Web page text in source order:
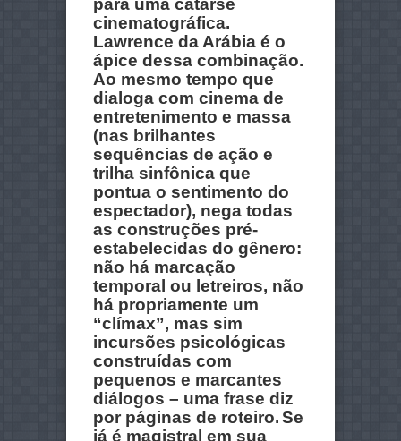
para uma catarse
cinematográfica.
Lawrence da Arábia é o
ápice dessa combinação.
Ao mesmo tempo que
dialoga com cinema de
entretenimento e massa
(nas brilhantes
sequências de ação e
trilha sinfônica que
pontua o sentimento do
espectador), nega todas
as construções pré-
estabelecidas do gênero:
não há marcação
temporal ou letreiros, não
há propriamente um
“clímax”, mas sim
incursões psicológicas
construídas com
pequenos e marcantes
diálogos – uma frase diz
por páginas de roteiro.Se
já é magistral em sua